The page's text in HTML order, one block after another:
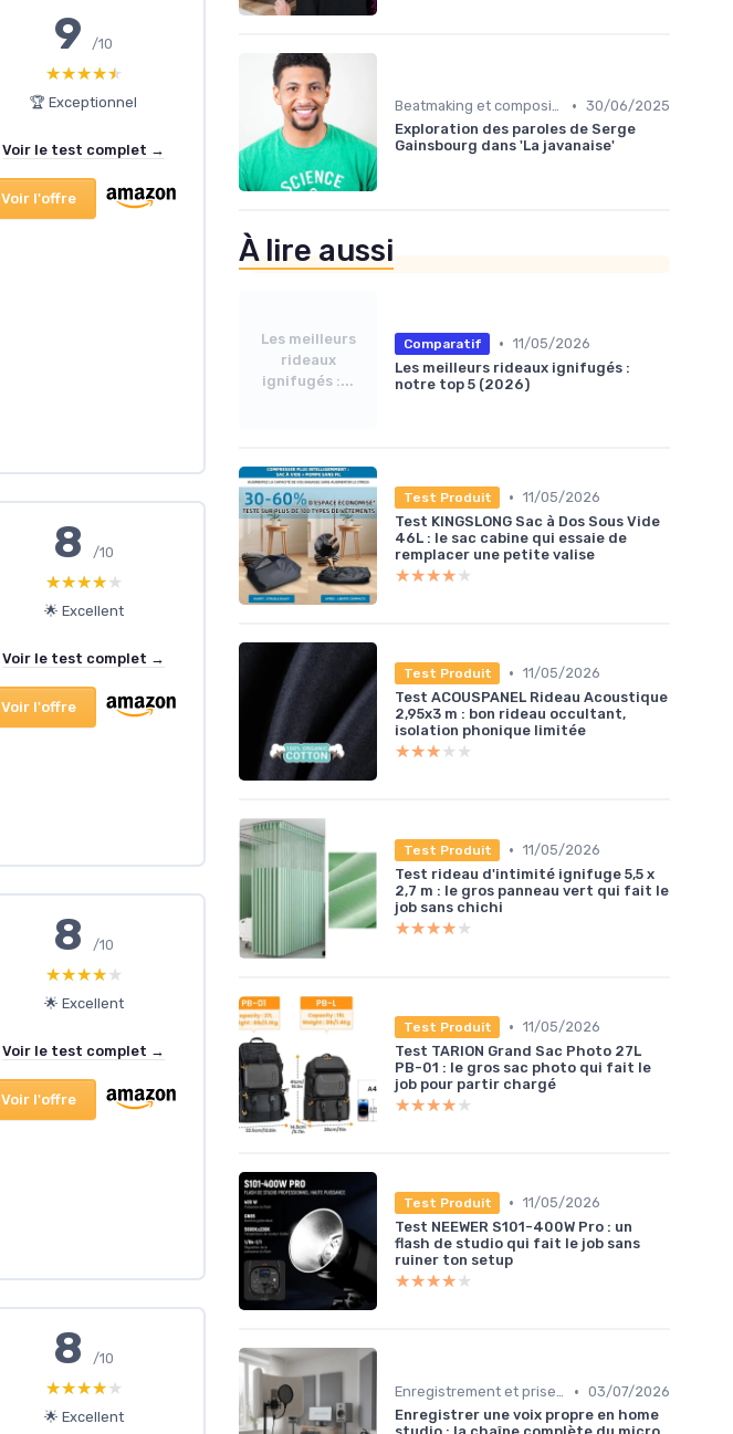
9/10
★★★★★
★★★★★
🏆 Exceptionnel
Voir le test complet →
Voir l'offre
8/10
★★★★★
★★★★★
🌟 Excellent
Voir le test complet →
Voir l'offre
8/10
★★★★★
★★★★★
🌟 Excellent
Voir le test complet →
Voir l'offre
8/10
★★★★★
★★★★★
🌟 Excellent
Beatmaking et composition • 30/06/2025
Exploration des paroles de Serge
Gainsbourg dans 'La javanaise'
À lire aussi
Les meilleurs
rideaux
ignifugés :...
Comparatif • 11/05/2026
Les meilleurs rideaux ignifugés :
notre top 5 (2026)
Test Produit • 11/05/2026
Test KINGSLONG Sac à Dos Sous Vide
46L : le sac cabine qui essaie de
remplacer une petite valise
★★★★★
★★★★★
Test Produit • 11/05/2026
Test ACOUSPANEL Rideau Acoustique
2,95x3 m : bon rideau occultant,
isolation phonique limitée
★★★★★
★★★★★
Test Produit • 11/05/2026
Test rideau d'intimité ignifuge 5,5 x
2,7 m : le gros panneau vert qui fait le
job sans chichi
★★★★★
★★★★★
Test Produit • 11/05/2026
Test TARION Grand Sac Photo 27L
PB-01 : le gros sac photo qui fait le
job pour partir chargé
★★★★★
★★★★★
Test Produit • 11/05/2026
Test NEEWER S101-400W Pro : un
flash de studio qui fait le job sans
ruiner ton setup
★★★★★
★★★★★
Enregistrement et prise de son • 03/07/2026
Enregistrer une voix propre en home